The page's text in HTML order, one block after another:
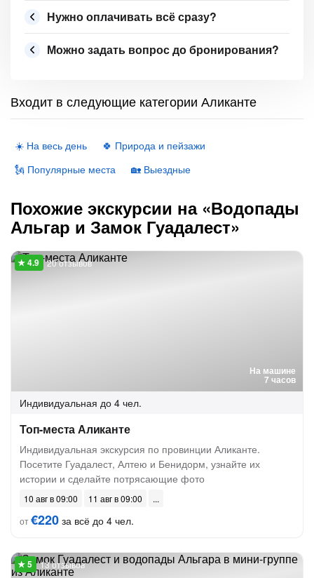
Нужно оплачивать всё сразу?
Можно задать вопрос до бронирования?
Входит в следующие категории Аликанте
☀️ На весь день
🍀 Природа и пейзажи
🗽 Популярные места
🏡 Выездные
Похожие экскурсии на «Водопады
Альгар и Замок Гуадалест»
На машине
7 часов
20 отзывов
Индивидуальная до 4 чел.
Топ-места Аликанте
Индивидуальная экскурсия по провинции Аликанте.
Посетите Гуадалест, Алтею и Бенидорм, узнайте их
истории и сделайте потрясающие фото
10 авг в 09:00
11 авг в 09:00
от€220 за всё до 4 чел.
13 отзывов